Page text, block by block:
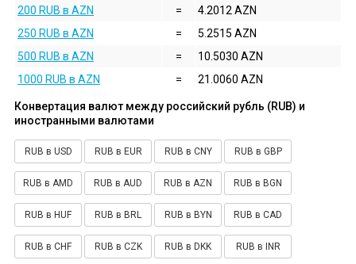
200 RUB в AZN
=
4.2012 AZN
250 RUB в AZN
=
5.2515 AZN
500 RUB в AZN
=
10.5030 AZN
1000 RUB в AZN
= 21.0060 AZN
Конвертация валют между российский рубль (RUB) и
иностранными валютами
RUB в USD RUB в EUR RUB в CNY RUB в GBP
RUB в AMD RUB в AUD RUB в AZN RUB в BGN
RUB в HUF RUB в BRL RUB в BYN RUB в CAD
RUB в CHF RUB в CZK RUB в DKK RUB в INR